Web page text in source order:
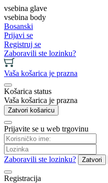
vsebina glave
vsebina body
Bosanski
Prijavi se
Registruj se
Zaboravili ste lozinku?
Vaša košarica je prazna
Košarica status
Vaša košarica je prazna
Zatvori košaricu
Prijavite se u web trgovinu
Zaboravili ste lozinku? Zatvori
Registracija